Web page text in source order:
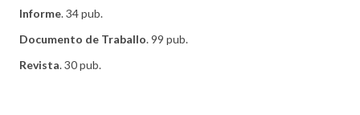
Informe. 34 pub.
Documento de Traballo. 99 pub.
Revista. 30 pub.